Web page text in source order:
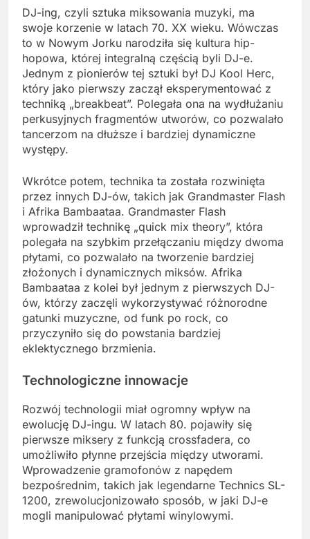
DJ-ing, czyli sztuka miksowania muzyki, ma
swoje korzenie w latach 70. XX wieku. Wówczas
to w Nowym Jorku narodziła się kultura hip-
hopowa, której integralną częścią byli DJ-e.
Jednym z pionierów tej sztuki był DJ Kool Herc,
który jako pierwszy zaczął eksperymentować z
techniką „breakbeat”. Polegała ona na wydłużaniu
perkusyjnych fragmentów utworów, co pozwalało
tancerzom na dłuższe i bardziej dynamiczne
występy.
Wkrótce potem, technika ta została rozwinięta
przez innych DJ-ów, takich jak Grandmaster Flash
i Afrika Bambaataa. Grandmaster Flash
wprowadził technikę „quick mix theory”, która
polegała na szybkim przełączaniu między dwoma
płytami, co pozwalało na tworzenie bardziej
złożonych i dynamicznych miksów. Afrika
Bambaataa z kolei był jednym z pierwszych DJ-
ów, którzy zaczęli wykorzystywać różnorodne
gatunki muzyczne, od funk po rock, co
przyczyniło się do powstania bardziej
eklektycznego brzmienia.
Technologiczne innowacje
Rozwój technologii miał ogromny wpływ na
ewolucję DJ-ingu. W latach 80. pojawiły się
pierwsze miksery z funkcją crossfadera, co
umożliwiło płynne przejścia między utworami.
Wprowadzenie gramofonów z napędem
bezpośrednim, takich jak legendarne Technics SL-
1200, zrewolucjonizowało sposób, w jaki DJ-e
mogli manipulować płytami winylowymi.